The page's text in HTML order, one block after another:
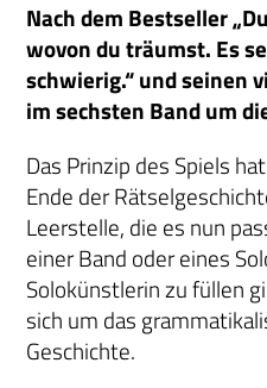
Nach dem Bestseller
wovon du träumst. Es
schwierig.“ und seinen
im sechsten Band um
Das Prinzip des Spiels
Ende der
Leerstelle, die es nun
einer Band oder eines
Solokünstlerin zu füllen
sich um das
Geschichte.